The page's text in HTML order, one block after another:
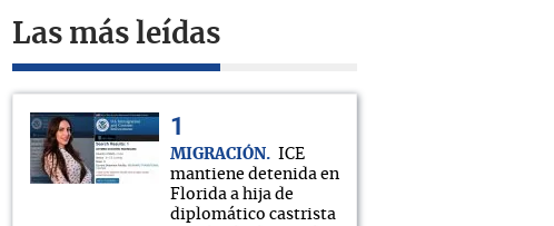
Las más leídas
MIGRACIÓN
ICE
mantiene detenida en
Florida a hija de
diplomático castrista